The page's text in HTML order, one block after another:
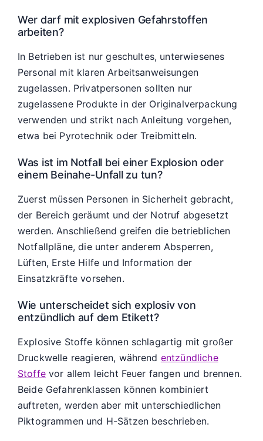
Wer darf mit explosiven Gefahrstoffen
arbeiten?
In Betrieben ist nur geschultes, unterwiesenes
Personal mit klaren Arbeitsanweisungen
zugelassen. Privatpersonen sollten nur
zugelassene Produkte in der Originalverpackung
verwenden und strikt nach Anleitung vorgehen,
etwa bei Pyrotechnik oder Treibmitteln.
Was ist im Notfall bei einer Explosion oder
einem Beinahe-Unfall zu tun?
Zuerst müssen Personen in Sicherheit gebracht,
der Bereich geräumt und der Notruf abgesetzt
werden. Anschließend greifen die betrieblichen
Notfallpläne, die unter anderem Absperren,
Lüften, Erste Hilfe und Information der
Einsatzkräfte vorsehen.
Wie unterscheidet sich explosiv von
entzündlich auf dem Etikett?
Explosive Stoffe können schlagartig mit großer
Druckwelle reagieren, während entzündliche
Stoffevor allem leicht Feuer fangen und brennen.
Beide Gefahrenklassen können kombiniert
auftreten, werden aber mit unterschiedlichen
Piktogrammen und H-Sätzen beschrieben.